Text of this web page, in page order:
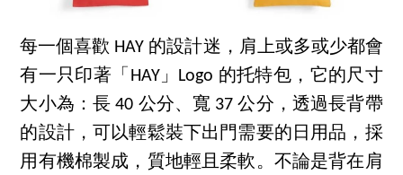
每一個喜歡 HAY 的設計迷，肩上或多或少都會
有一只印著「HAY」Logo 的托特包，它的尺寸
大小為：長 40 公分、寬 37 公分，透過長背帶
的設計，可以輕鬆裝下出門需要的日用品，採
用有機棉製成，質地輕且柔軟。不論是背在肩